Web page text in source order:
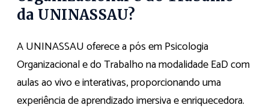
da UNINASSAU?
A UNINASSAU oferece a pós em Psicologia
Organizacional e do Trabalho na modalidade EaD com
aulas ao vivo e interativas, proporcionando uma
experiência de aprendizado imersiva e enriquecedora.